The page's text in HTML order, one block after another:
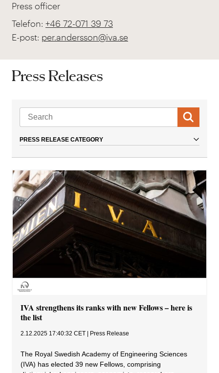
Press officer
Telefon: +46 72-071 39 73
E-post: per.andersson@iva.se
Press Releases